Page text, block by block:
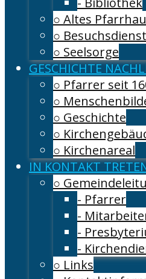
○ Altes
○ Besuchsdienst
○ Seelsorge
GESCHICHTE
○ Pfarrer seit
○
○ Geschichte
○
○ Kirchenareal
IN KONTAKT
○
- Pfarrer
-
-
-
○ Links